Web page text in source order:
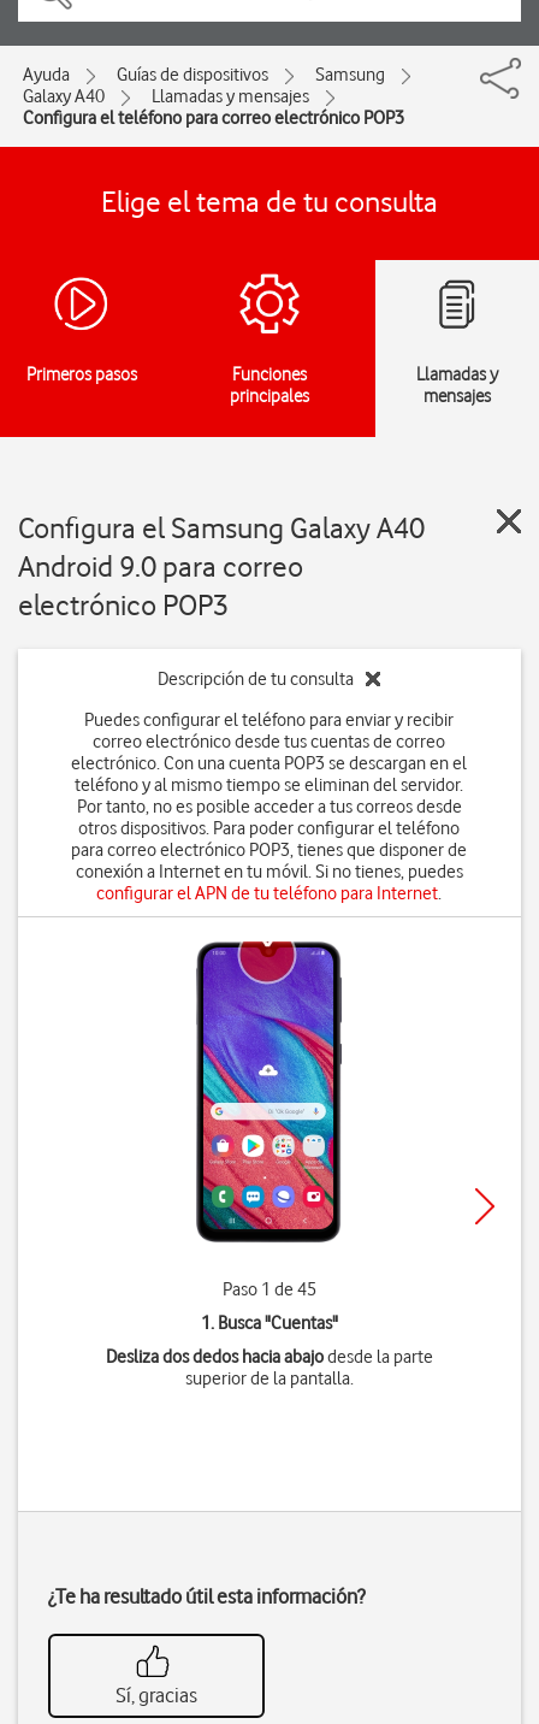
Ayuda Guías de dispositivos
Samsung
Galaxy A40
Llamadas y mensajes
Configura el teléfono para correo electrónico POP3
Elige el tema de tu consulta
Primeros pasos
Funciones
principales
Llamadas y
mensajes
Configura el Samsung Galaxy A40
Android 9.0 para correo
electrónico POP3
Descripción de tu consulta
Puedes configurar el teléfono para enviar y recibir
correo electrónico desde tus cuentas de correo
electrónico. Con una cuenta POP3 se descargan en el
teléfono y al mismo tiempo se eliminan del servidor.
Por tanto, no es posible acceder a tus correos desde
otros dispositivos. Para poder configurar el teléfono
para correo electrónico POP3, tienes que disponer de
conexión a Internet en tu móvil. Si no tienes, puedes
configurar el APN de tu teléfono para Internet.
Paso 1 de 45
1. Busca "Cuentas"
Desliza dos dedos hacia abajodesde la parte
superior de la pantalla.
¿Te ha resultado útil esta información?
Sí, gracias